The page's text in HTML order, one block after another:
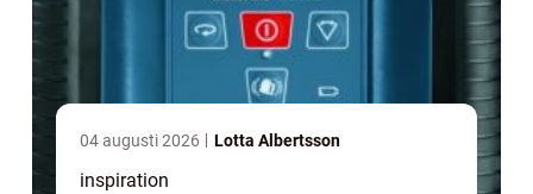
04 augusti 2026 Lotta Albertsson
inspiration